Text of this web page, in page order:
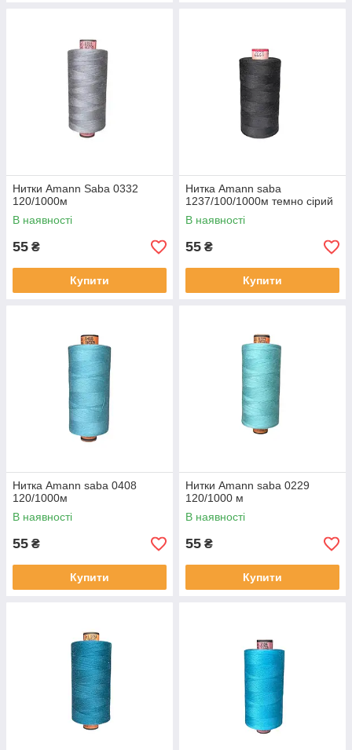
Нитки Amann Saba 0332
120/1000м
В наявності
55 ₴
Купити
Нитка Amann saba
1237/100/1000м темно сірий
В наявності
55 ₴
Купити
Нитка Amann saba 0408
120/1000м
В наявності
55 ₴
Купити
Нитки Amann saba 0229
120/1000 м
В наявності
55 ₴
Купити